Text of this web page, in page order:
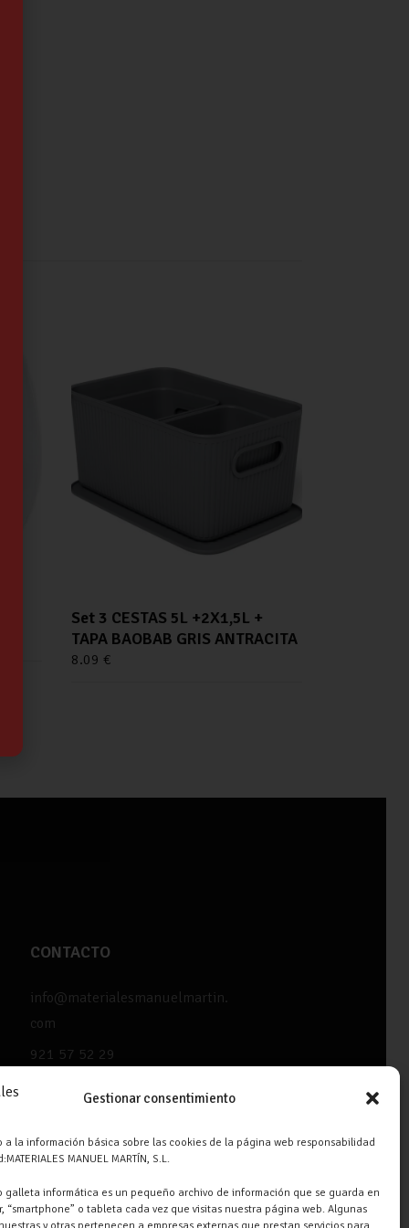
Gestionar consentimiento
a la información básica sobre las cookies de la página web responsabilidad
MANUEL MARTÍN, S.L.
galleta informática es un pequeño archivo de información que se guarda en
“smartphone” o tableta cada vez que visitas nuestra página web. Algunas
Set 3 CESTAS 5L +2X1,5L +
TAPA BAOBAB GRIS ANTRACITA
8.09 €
CONTACTO
info@materialesmanuelmartin.
com
921 57 52 29
Turégano-Navas de Oro, 47,
40280 Navalmanzano, Segovia,
ESPAÑA